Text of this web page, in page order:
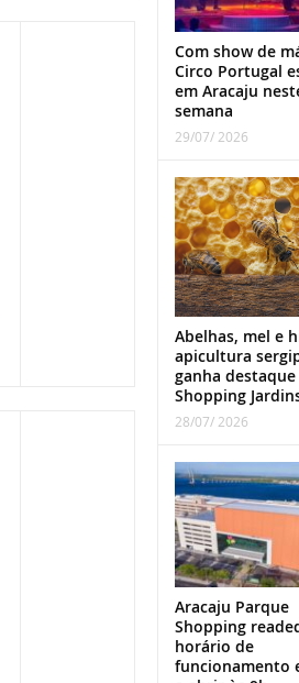
Com show de
Circo Portugal
em Aracaju
semana
29/07/ 2026
Abelhas, mel e
apicultura
ganha
Shopping
28/07/ 2026
Aracaju Parque
Shopping
horário de
funcionamento